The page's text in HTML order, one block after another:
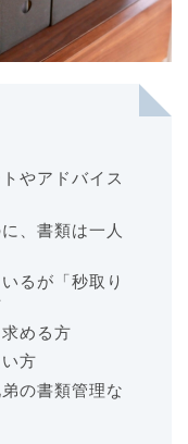
やアドバイス
、書類は一人
るが「秒取り
める方
方
の書類管理な